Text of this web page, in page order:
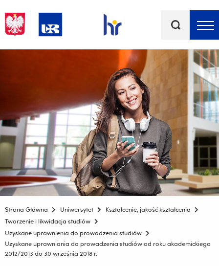
kluczowe
Strona Główna Uniwersytet
Kształcenie, jakość kształcenia
Tworzenie i likwidacja studiów
Uzyskane uprawnienia do prowadzenia studiów
Uzyskane uprawniania do prowadzenia studiów od roku akademickiego
2012/2013 do 30 września 2018 r.